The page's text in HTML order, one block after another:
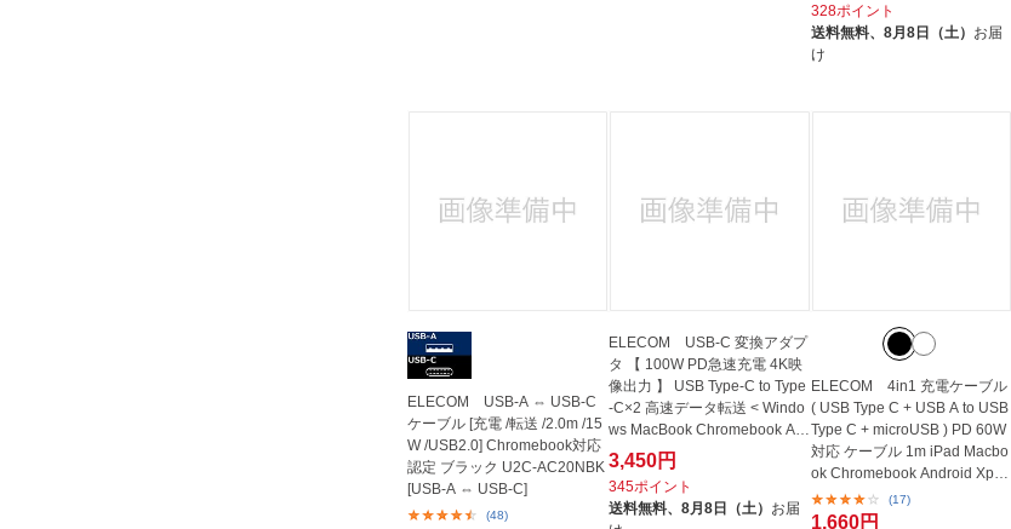
328ポイント
送料無料、 8月8日（土） お届
け
ELECOM USB-A ⇔ USB-C
ケーブル [充電 /転送 /2.0m /15
W /USB2.0] Chromebook対応
認定 ブラック U2C-AC20NBK
[USB-A ⇔ USB-C]
(48)
ELECOM USB-C 変換アダプ
タ 【 100W PD急速充電 4K映
像出力 】 USB Type-C to Type
-C×2 高速データ転送 < Windo
ws MacBook Chromebook An
droid...
3,450円
345ポイント
送料無料、8月8日（土） お届
ELECOM 4in1 充電ケーブル
( USB Type C + USB A to USB
Type C + microUSB ) PD 60W
対応 ケーブル 1m iPad Macbo
ok Chromebook Android Xperi
a Ga...
(17)
1,660円